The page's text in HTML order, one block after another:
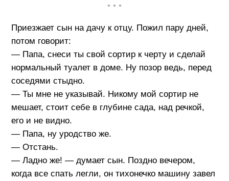
• • •
Приезжает сын на дачу к отцу. Пожил пару дней,
потом говорит:
— Папа, снеси ты свой сортир к черту и сделай
нормальный туалет в доме. Ну позор ведь, перед
соседями стыдно.
— Ты мне не указывай. Никому мой сортир не
мешает, стоит себе в глубине сада, над речкой,
его и не видно.
— Папа, ну уродство же.
— Отстань.
— Ладно же! — думает сын. Поздно вечером,
когда все спать легли, он тихонечко машину завел